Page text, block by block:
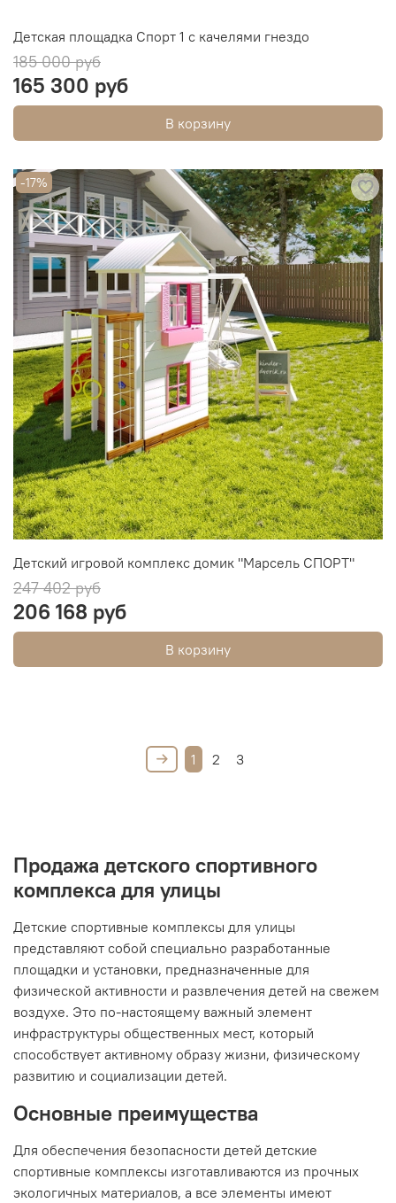
Детская площадка Спорт 1 с качелями гнездо
185 000 руб
165 300 руб
В корзину
-17%
Детский игровой комплекс домик "Марсель СПОРТ"
247 402 руб
206 168 руб
В корзину
1 2 3
Продажа детского спортивного
комплекса для улицы
Детские спортивные комплексы для улицы
представляют собой специально разработанные
площадки и установки, предназначенные для
физической активности и развлечения детей на свежем
воздухе. Это по-настоящему важный элемент
инфраструктуры общественных мест, который
способствует активному образу жизни, физическому
развитию и социализации детей.
Основные преимущества
Для обеспечения безопасности детей детские
спортивные комплексы изготавливаются из прочных
экологичных материалов, а все элементы имеют